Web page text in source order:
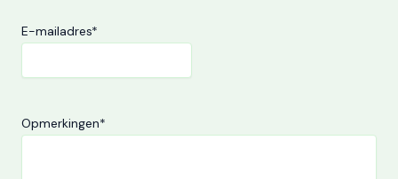
E-mailadres*
Opmerkingen*